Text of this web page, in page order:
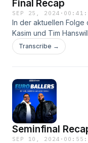
Final Recap
SEP 25, 2024 ·
In der aktuellen Folge
Kasim und Tim
Finales der European
Transcribe →
Seminfinal
SEP 10, 2024 ·